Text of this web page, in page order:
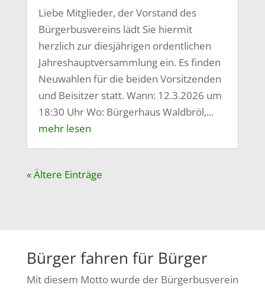
Liebe Mitglieder, der Vorstand des
Bürgerbusvereins lädt Sie hiermit
herzlich zur diesjährigen ordentlichen
Jahreshauptversammlung ein. Es finden
Neuwahlen für die beiden Vorsitzenden
und Beisitzer statt. Wann: 12.3.2026 um
18:30 Uhr Wo: Bürgerhaus Waldbröl,...
mehr lesen
« Ältere Einträge
Bürger fahren für Bürger
Mit diesem Motto wurde der Bürgerbusverein